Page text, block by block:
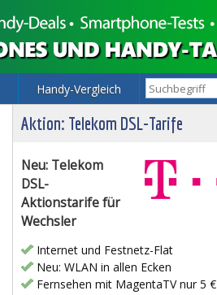
Handy-Vergleich
Aktion: Telekom DSL-Tarife
Neu: Telekom
DSL-
Aktionstarife für
Wechsler
Internet und Festnetz-Flat
Neu: WLAN in allen Ecken
Fernsehen mit MagentaTV nur 5 €